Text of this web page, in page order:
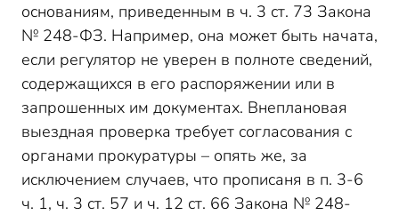
основаниям, приведенным в ч. 3 ст. 73 Закона
№ 248-ФЗ. Например, она может быть начата,
если регулятор не уверен в полноте сведений,
содержащихся в его распоряжении или в
запрошенных им документах. Внеплановая
выездная проверка требует согласования с
органами прокуратуры – опять же, за
исключением случаев, что прописаня в п. 3-6
ч. 1, ч. 3 ст. 57 и ч. 12 ст. 66 Закона № 248-